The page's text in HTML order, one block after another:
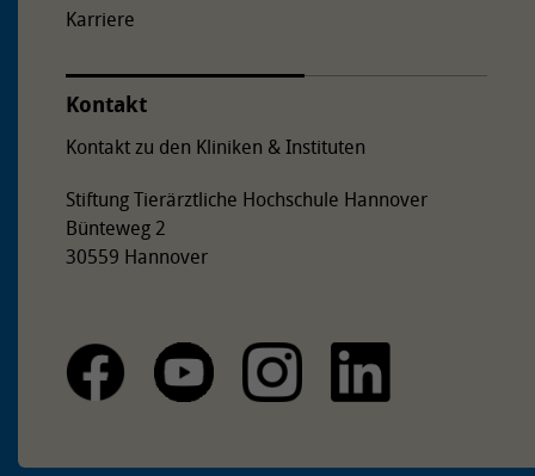
Karriere
Kontakt
Kontakt zu den Kliniken & Instituten
Stiftung Tierärztliche Hochschule Hannover
Bünteweg 2
30559 Hannover